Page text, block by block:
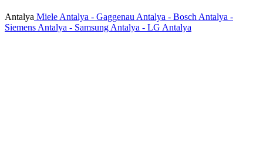
Antalya Miele Antalya - Gaggenau Antalya - Bosch Antalya -
Siemens Antalya - Samsung Antalya - LG Antalya